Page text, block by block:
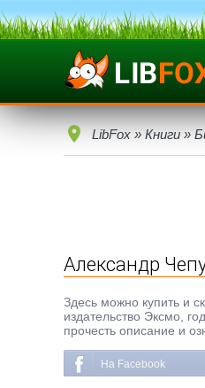
LibFox » Книги »
Александр
Здесь можно купить и
издательство Эксмо,
прочесть описание и
На Facebook